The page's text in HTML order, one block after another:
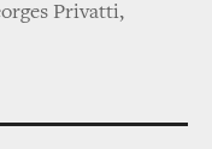
Privatti,